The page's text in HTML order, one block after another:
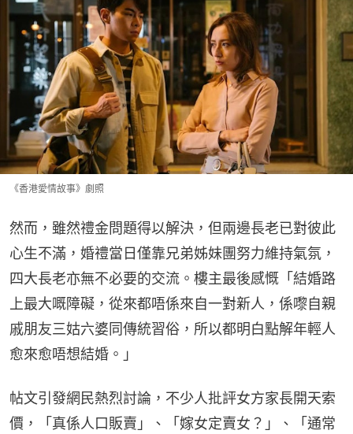
《香港愛情故事》劇照
然而，雖然禮金問題得以解決，但兩邊長老已對彼此
心生不滿，婚禮當日僅靠兄弟姊妹團努力維持氣氛，
四大長老亦無不必要的交流。樓主最後感慨「結婚路
上最大嘅障礙，從來都唔係來自一對新人，係嚟自親
戚朋友三姑六婆同傳統習俗，所以都明白點解年輕人
愈來愈唔想結婚。」
帖文引發網民熱烈討論，不少人批評女方家長開天索
價，「真係人口販賣」、「嫁女定賣女？」、「通常